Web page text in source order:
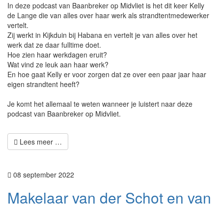
In deze podcast van Baanbreker op Midvliet is het dit keer Kelly
de Lange die van alles over haar werk als strandtentmedewerker
vertelt.
Zij werkt in Kijkduin bij Habana en vertelt je van alles over het
werk dat ze daar fulltime doet.
Hoe zien haar werkdagen eruit?
Wat vind ze leuk aan haar werk?
En hoe gaat Kelly er voor zorgen dat ze over een paar jaar haar
eigen strandtent heeft?
Je komt het allemaal te weten wanneer je luistert naar deze
podcast van Baanbreker op Midvliet.
Lees meer …
08 september 2022
Makelaar van der Schot en van